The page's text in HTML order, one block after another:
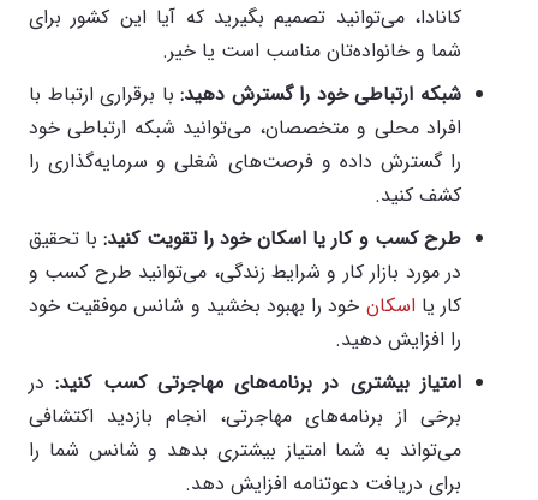
کانادا، می‌توانید تصمیم بگیرید که آیا این کشور برای
شما و خانواده‌تان مناسب است یا خیر.
شبکه ارتباطی خود را گسترش دهید:با برقراری ارتباط با
افراد محلی و متخصصان، می‌توانید شبکه ارتباطی خود
را گسترش داده و فرصت‌های شغلی و سرمایه‌گذاری را
کشف کنید.
طرح کسب و کار یا اسکان خود را تقویت کنید:با تحقیق
در مورد بازار کار و شرایط زندگی، می‌توانید طرح کسب و
کار یا اسکان خود را بهبود بخشید و شانس موفقیت خود
را افزایش دهید.
امتیاز بیشتری در برنامه‌های مهاجرتی کسب کنید:در
برخی از برنامه‌های مهاجرتی، انجام بازدید اکتشافی
می‌تواند به شما امتیاز بیشتری بدهد و شانس شما را
برای دریافت دعوتنامه افزایش دهد.